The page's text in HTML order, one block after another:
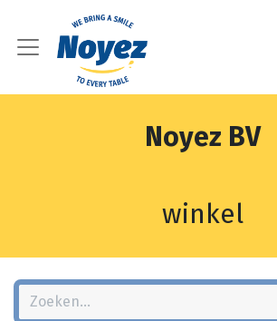
Noyez BV
winkel